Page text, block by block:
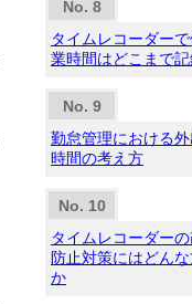
タイムレコーダー
業時間はどこまで記
勤怠管理における
時間の考え方
タイムレコーダー
防止対策にはどん
か